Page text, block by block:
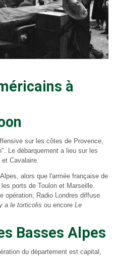
à
sur les côtes de Provence,
Le débarquement a lieu sur les
Cavalaire.
alors que l'armée française de
ports de Toulon et Marseille.
opération, Radio Londres diffuse
a le torticolis ou encore Le
Basses Alpes
du département est capital,